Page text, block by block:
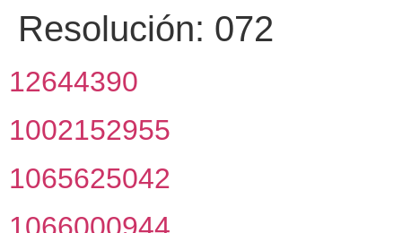
Resolución: 072
12644390
1002152955
1065625042